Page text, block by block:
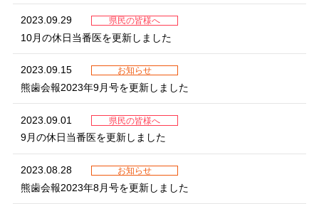
2023.09.29 県民の皆様へ
10月の休日当番医を更新しました
2023.09.15 お知らせ
熊歯会報2023年9月号を更新しました
2023.09.01 県民の皆様へ
9月の休日当番医を更新しました
2023.08.28 お知らせ
熊歯会報2023年8月号を更新しました